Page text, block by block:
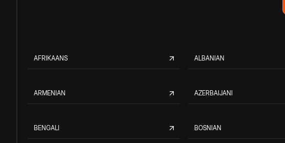
AFRIKAANS ALBANIAN
ARMENIAN AZERBAIJANI
BENGALI BOSNIAN